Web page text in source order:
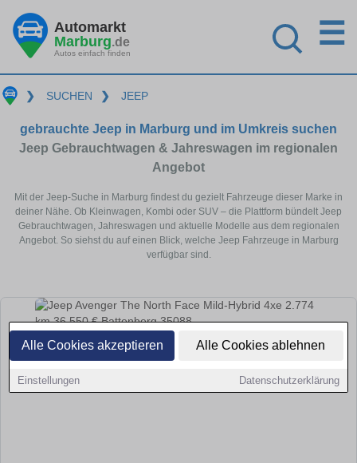
Alle Cookies akzeptieren Alle Cookies ablehnen
Einstellungen Datenschutzerklärung
Automarkt
Marburg.de
Autos einfach finden
☰
❯ SUCHEN ❯ JEEP
gebrauchte Jeep in Marburg und im Umkreis suchen
Jeep Gebrauchtwagen & Jahreswagen im regionalen
Angebot
Mit der Jeep-Suche in Marburg findest du gezielt Fahrzeuge dieser Marke in
deiner Nähe. Ob Kleinwagen, Kombi oder SUV – die Plattform bündelt Jeep
Gebrauchtwagen, Jahreswagen und aktuelle Modelle aus dem regionalen
Angebot. So siehst du auf einen Blick, welche Jeep Fahrzeuge in Marburg
verfügbar sind.